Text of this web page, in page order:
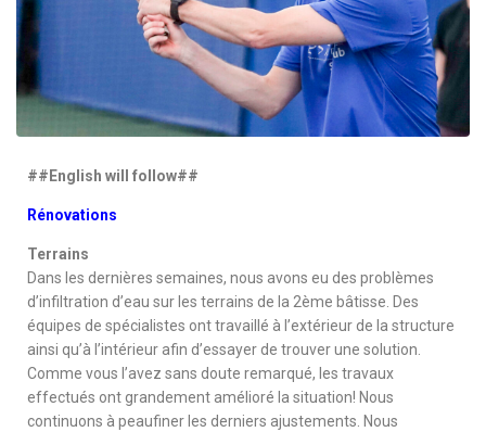
##English will follow##
Rénovations
Terrains
Dans les dernières semaines, nous avons eu des problèmes
d’infiltration d’eau sur les terrains de la 2ème bâtisse. Des
équipes de spécialistes ont travaillé à l’extérieur de la structure
ainsi qu’à l’intérieur afin d’essayer de trouver une solution.
Comme vous l’avez sans doute remarqué, les travaux
effectués ont grandement amélioré la situation! Nous
continuons à peaufiner les derniers ajustements. Nous